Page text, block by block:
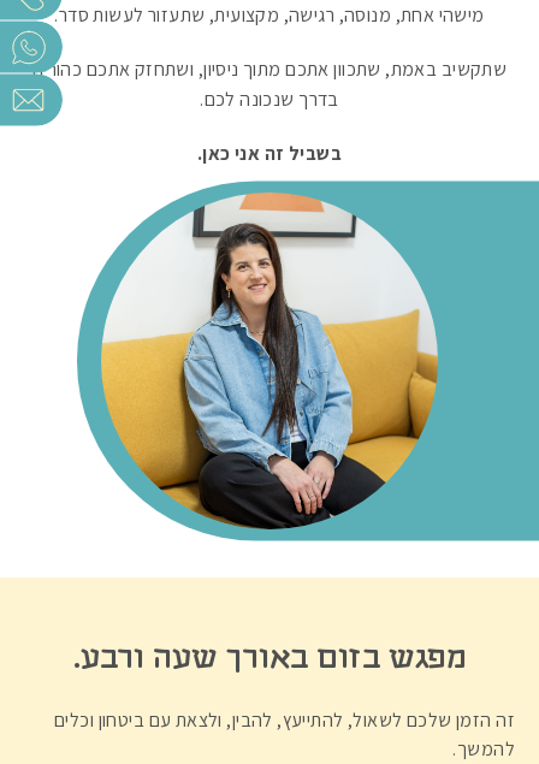
מישהי אחת, מנוסה, רגישה, מקצועית, שתעזור לעשות סדר.
שתקשיב באמת, שתכוון אתכם מתוך ניסיון, ושתחזק אתכם כהורים
בדרך שנכונה לכם.
בשביל זה אני כאן.
מפגש בזום באורך שעה ורבע.
זה הזמן שלכם לשאול, להתייעץ, להבין, ולצאת עם ביטחון וכלים
להמשך.